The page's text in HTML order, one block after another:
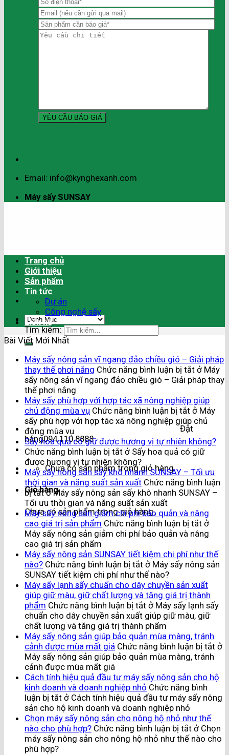
Email: info@kynghexanh.com
Máy sấy SUNSAY
Tìm kiếm:
Đặt
hàng094.110.8888
Chưa có sản phẩm trong giỏ hàng.
Giỏ hàng
Chưa có sản phẩm trong giỏ hàng.
Trang chủ
Giới thiệu
Sản phẩm
Tin tức
Dự án
Công nghệ sấy
Liên hệ
Bài Viết Mới Nhất
Máy sấy nông sản vĩ ngang đảo chiều gió – Giải pháp
thay thế phơi nắng Chức năng bình luận bị tắt ở Máy
sấy nông sản vĩ ngang đảo chiều gió – Giải pháp thay
thế phơi nắng
Máy sấy phù hợp với hợp tác xã nông nghiệp giúp
chủ động mùa vụ Chức năng bình luận bị tắt ở Máy
sấy phù hợp với hợp tác xã nông nghiệp giúp chủ
động mùa vụ
Sấy hoa quả có giữ được hương vị tự nhiên không?
Chức năng bình luận bị tắt ở Sấy hoa quả có giữ
được hương vị tự nhiên không?
Máy sấy nông sản sấy khô nhanh SUNSAY – Tối ưu
thời gian và năng suất sản xuất Chức năng bình luận
bị tắtở Máy sấy nông sản sấy khô nhanh SUNSAY –
Tối ưu thời gian và năng suất sản xuất
Máy sấy nông sản giảm chi phí bảo quản và nâng
cao giá trị sản phẩm Chức năng bình luận bị tắt ở
Máy sấy nông sản giảm chi phí bảo quản và nâng
cao giá trị sản phẩm
Máy sấy nông sản SUNSAY tiết kiệm chi phí như thế
nào? Chức năng bình luận bị tắt ở Máy sấy nông sản
SUNSAY tiết kiệm chi phí như thế nào?
Máy sấy lạnh sấy chuẩn cho dây chuyền sản xuất
giúp giữ màu, giữ chất lượng và tăng giá trị thành
phẩm Chức năng bình luận bị tắt ở Máy sấy lạnh sấy
chuẩn cho dây chuyền sản xuất giúp giữ màu, giữ
chất lượng và tăng giá trị thành phẩm
Máy sấy nông sản giúp bảo quản mùa màng, tránh
cảnh được mùa mất giá Chức năng bình luận bị tắt ở
Máy sấy nông sản giúp bảo quản mùa màng, tránh
cảnh được mùa mất giá
Cách tính hiệu quả đầu tư máy sấy nông sản cho hộ
kinh doanh và doanh nghiệp nhỏ Chức năng bình
luận bị tắt ở Cách tính hiệu quả đầu tư máy sấy nông
sản cho hộ kinh doanh và doanh nghiệp nhỏ
Chọn máy sấy nông sản cho nông hộ nhỏ như thế
nào cho phù hợp? Chức năng bình luận bị tắt ở Chọn
máy sấy nông sản cho nông hộ nhỏ như thế nào cho
phù hợp?